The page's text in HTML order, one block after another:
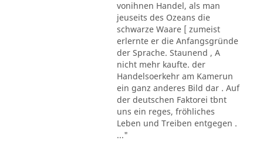
vonihnen Handel, als man
jeuseits des Ozeans die
schwarze Waare [ zumeist
erlernte er die Anfangsgründe
der Sprache. Staunend , A
nicht mehr kaufte. der
Handelsoerkehr am Kamerun
ein ganz anderes Bild dar . Auf
der deutschen Faktorei tbnt
uns ein reges, fröhliches
Leben und Treiben entgegen .
..."